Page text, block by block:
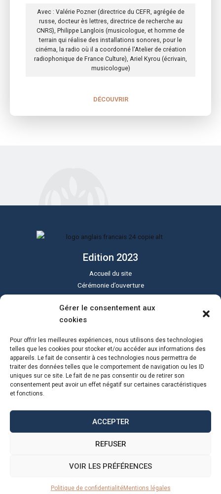
Gérer le consentement aux
cookies
Pour offrir les meilleures expériences, nous utilisons des technologies
telles que les cookies pour stocker et/ou accéder aux informations des
appareils. Le fait de consentir à ces technologies nous permettra de
traiter des données telles que le comportement de navigation ou les ID
uniques sur ce site. Le fait de ne pas consentir ou de retirer son
consentement peut avoir un effet négatif sur certaines caractéristiques
et fonctions.
ACCEPTER
REFUSER
VOIR LES PRÉFÉRENCES
Politique de confidentialitéMentions légales
Avec : Valérie Pozner (directrice du CEFR, agrégée de
russe, docteur ès lettres, directrice de recherche au
CNRS), Philippe Langlois (musicologue, et homme de
terrain qui réalise des installations sonores, pour le
cinéma, la radio où il a coordonné l'Atelier de création
radiophonique de France Culture), Ariel Kyrou (écrivain,
musicologue)
DÉCOUVRIR
Edition 2023
Accueil du site
Cérémonie d’ouverture
Cérémonie de clôture
Programme du festival
Le festival Sound of Silent
Actualités
Programme PDF
Création de sites web et référencement à Rennes